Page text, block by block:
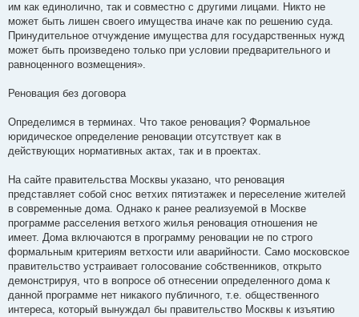
им как единолично, так и совместно с другими лицами. Никто не
может быть лишен своего имущества иначе как по решению суда.
Принудительное отчуждение имущества для государственных нужд
может быть произведено только при условии предварительного и
равноценного возмещения».
Реновация без договора
Определимся в терминах. Что такое реновация? Формальное
юридическое определение реновации отсутствует как в
действующих нормативных актах, так и в проектах.
На сайте правительства Москвы указано, что реновация
представляет собой снос ветхих пятиэтажек и переселение жителей
в современные дома. Однако к ранее реализуемой в Москве
программе расселения ветхого жилья реновация отношения не
имеет. Дома включаются в программу реновации не по строго
формальным критериям ветхости или аварийности. Само московское
правительство устраивает голосование собственников, открыто
демонстрируя, что в вопросе об отнесении определенного дома к
данной программе нет никакого публичного, т.е. общественного
интереса, который вынуждал бы правительство Москвы к изъятию